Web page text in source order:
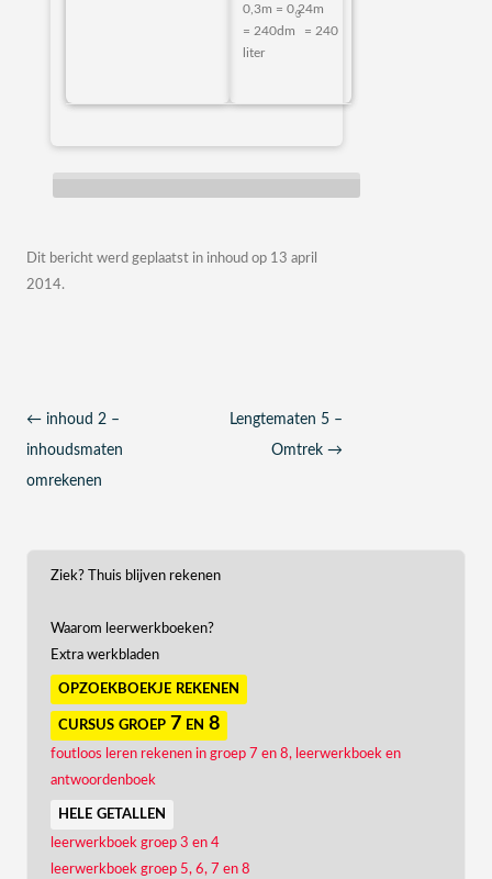
0,3m = 0,24m
= 240dm
3
= 240
liter
Dit bericht werd geplaatst in inhoud op 13 april
2014.
Berichtnavigatie
← inhoud 2 –
inhoudsmaten
omrekenen
Lengtematen 5 –
Omtrek→
Ziek? Thuis blijven rekenen
Waarom leerwerkboeken?
Extra werkbladen
opzoekboekje rekenen
cursus groep 7 en 8
foutloos leren rekenen in groep 7 en 8, leerwerkboek en
antwoordenboek
hele getallen
leerwerkboek groep 3 en 4
leerwerkboek groep 5, 6, 7 en 8